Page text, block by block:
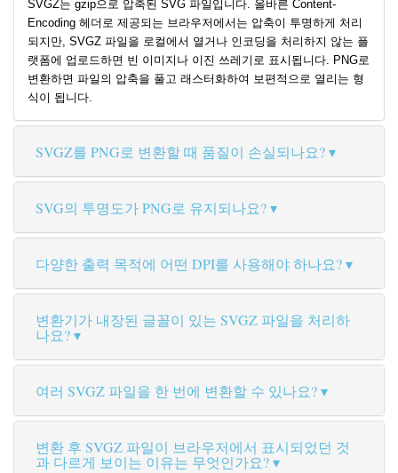
SVGZ는 gzip으로 압축된 SVG 파일입니다. 올바른 Content-
Encoding 헤더로 제공되는 브라우저에서는 압축이 투명하게 처리
되지만, SVGZ 파일을 로컬에서 열거나 인코딩을 처리하지 않는 플
랫폼에 업로드하면 빈 이미지나 이진 쓰레기로 표시됩니다. PNG로
변환하면 파일의 압축을 풀고 래스터화하여 보편적으로 열리는 형
식이 됩니다.
SVGZ를 PNG로 변환할 때 품질이 손실되나요?
SVG의 투명도가 PNG로 유지되나요?
다양한 출력 목적에 어떤 DPI를 사용해야 하나요?
변환기가 내장된 글꼴이 있는 SVGZ 파일을 처리하
나요?
여러 SVGZ 파일을 한 번에 변환할 수 있나요?
변환 후 SVGZ 파일이 브라우저에서 표시되었던 것
과 다르게 보이는 이유는 무엇인가요?